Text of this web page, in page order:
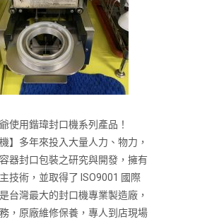
使用鍇瑋封口機系列產品！
】多年來投入大量人力、物力，
器封口包裝之研究與開發，擁有
技術，並取得了 ISO9001 國際
台灣最大的封口機專業製造廠，
，原廠維修保養，專人到店現場